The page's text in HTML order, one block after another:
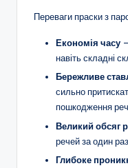
Переваги праски з
Економія часу
навіть складні
Бережливе
сильно
пошкодження
Великий обсяг
речей за один
Глибоке